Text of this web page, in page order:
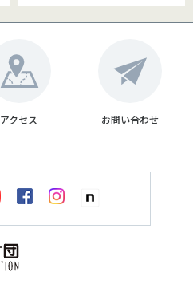
アクセス お問い合わせ